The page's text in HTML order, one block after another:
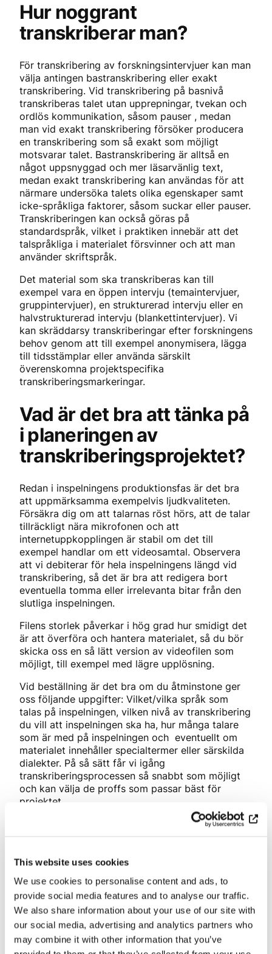
This website uses cookies
We use cookies to personalise content and ads, to
provide social media features and to analyse our traffic.
We also share information about your use of our site with
our social media, advertising and analytics partners who
may combine it with other information that you’ve
Hur noggrant
transkriberar man?
För transkribering av forskningsintervjuer kan man
välja antingen bastranskribering eller exakt
transkribering. Vid transkribering på basnivå
transkriberas talet utan upprepningar, tvekan och
ordlös kommunikation, såsom pauser , medan
man vid exakt transkribering försöker producera
en transkribering som så exakt som möjligt
motsvarar talet. Bastranskribering är alltså en
något uppsnyggad och mer läsarvänlig text,
medan exakt transkribering kan användas för att
närmare undersöka talets olika egenskaper samt
icke-språkliga faktorer, såsom suckar eller pauser.
Transkriberingen kan också göras på
standardspråk, vilket i praktiken innebär att det
talspråkliga i materialet försvinner och att man
använder skriftspråk.
Det material som ska transkriberas kan till
exempel vara en öppen intervju (temaintervjuer,
gruppintervjuer), en strukturerad intervju eller en
halvstrukturerad intervju (blankettintervjuer). Vi
kan skräddarsy transkriberingar efter forskningens
behov genom att till exempel anonymisera, lägga
till tidsstämplar eller använda särskilt
överenskomna projektspecifika
transkriberingsmarkeringar.
Vad är det bra att tänka på
i planeringen av
transkriberingsprojektet?
Redan i inspelningens produktionsfas är det bra
att uppmärksamma exempelvis ljudkvaliteten.
Försäkra dig om att talarnas röst hörs, att de talar
tillräckligt nära mikrofonen och att
internetuppkopplingen är stabil om det till
exempel handlar om ett videosamtal. Observera
att vi debiterar för hela inspelningens längd vid
transkribering, så det är bra att redigera bort
eventuella tomma eller irrelevanta bitar från den
slutliga inspelningen.
Filens storlek påverkar i hög grad hur smidigt det
är att överföra och hantera materialet, så du bör
skicka oss en så lätt version av videofilen som
möjligt, till exempel med lägre upplösning.
Vid beställning är det bra om du åtminstone ger
oss följande uppgifter: Vilket/vilka språk som
talas på inspelningen, vilken nivå av transkribering
du vill att inspelningen ska ha, hur många talare
som är med på inspelningen och eventuellt om
materialet innehåller specialtermer eller särskilda
dialekter. På så sätt får vi igång
transkriberingsprocessen så snabbt som möjligt
och kan välja de proffs som passar bäst för
projektet.
transkriberingstjänst.
Kategorier: Blogg
Dela